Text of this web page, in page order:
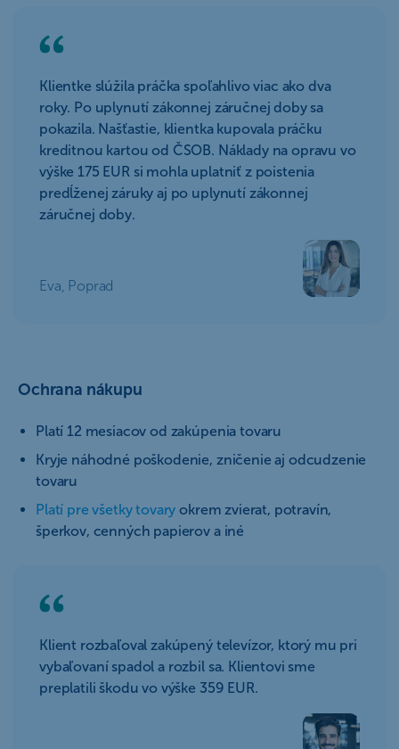
Klientke slúžila práčka spoľahlivo viac ako dva
roky. Po uplynutí zákonnej záručnej doby sa
pokazila. Našťastie, klientka kupovala práčku
kreditnou kartou od ČSOB. Náklady na opravu vo
výške 175 EUR si mohla uplatniť z poistenia
predĺženej záruky aj po uplynutí zákonnej
záručnej doby.
Eva, Poprad
Klient rozbaľoval zakúpený televízor, ktorý mu pri
vybaľovaní spadol a rozbil sa. Klientovi sme
preplatili škodu vo výške 359 EUR.
Ochrana nákupu
Platí 12 mesiacov od zakúpenia tovaru
Kryje náhodné poškodenie, zničenie aj odcudzenie
tovaru
Platí pre všetky tovary okrem zvierat, potravín,
šperkov, cenných papierov a iné